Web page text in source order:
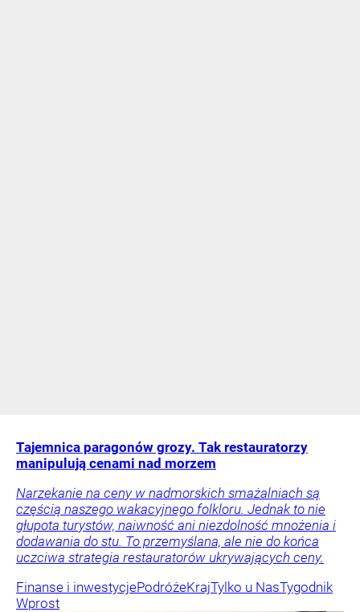
Tajemnica paragonów grozy. Tak restauratorzy
manipulują cenami nad morzem
Narzekanie na ceny w nadmorskich smażalniach są
częścią naszego wakacyjnego folkloru. Jednak to nie
głupota turystów, naiwność ani niezdolność mnożenia i
dodawania do stu. To przemyślana, ale nie do końca
uczciwa strategia restauratorów ukrywających ceny.
Finanse i inwestycjePodróżeKrajTylko u NasTygodnik
Wprost